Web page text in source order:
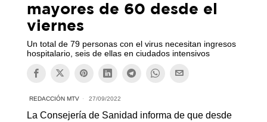
mayores de 60 desde el
viernes
Un total de 79 personas con el virus necesitan ingresos
hospitalario, seis de ellas en ciudados intensivos
REDACCIÓN MTV 27/09/2022
La Consejería de Sanidad informa de que desde